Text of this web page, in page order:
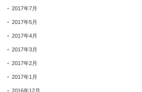
2017年7月
2017年5月
2017年4月
2017年3月
2017年2月
2017年1月
2016年12月